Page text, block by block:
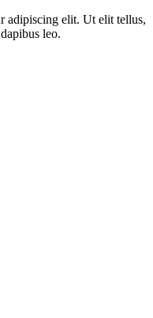
adipiscing elit. Ut elit tellus,
leo.